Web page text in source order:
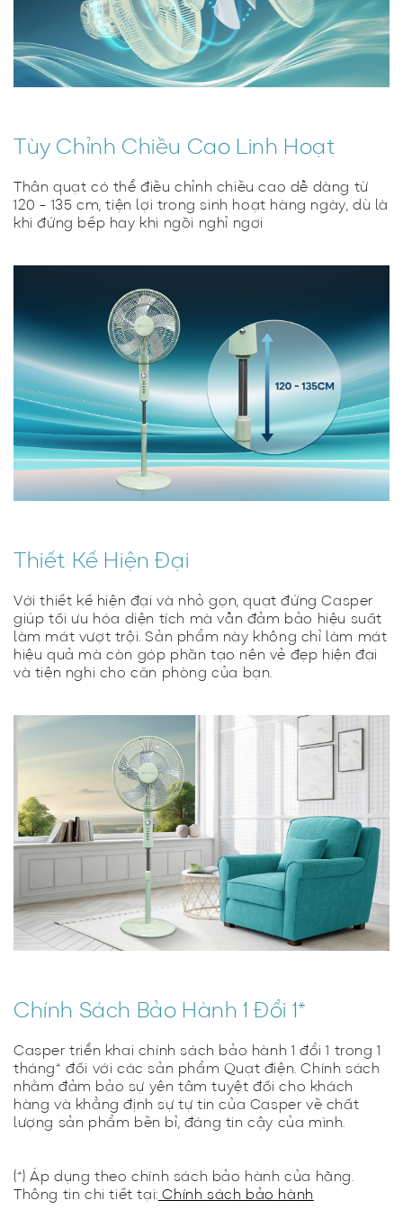
Tùy Chỉnh Chiều Cao Linh Hoạt
Thân quạt có thể điều chỉnh chiều cao dễ dàng từ
120 - 135 cm, tiện lợi trong sinh hoạt hàng ngày, dù là
khi đứng bếp hay khi ngồi nghỉ ngơi
Thiết Kế Hiện Đại
Với thiết kế hiện đại và nhỏ gọn, quạt đứng Casper
giúp tối ưu hóa diện tích mà vẫn đảm bảo hiệu suất
làm mát vượt trội. Sản phẩm này không chỉ làm mát
hiệu quả mà còn góp phần tạo nên vẻ đẹp hiện đại
và tiện nghi cho căn phòng của bạn.
Chính Sách Bảo Hành 1 Đổi 1*
Casper triển khai chính sách bảo hành 1 đổi 1 trong 1
tháng* đối với các sản phẩm Quạt điện. Chính sách
nhằm đảm bảo sự yên tâm tuyệt đối cho khách
hàng và khẳng định sự tự tin của Casper về chất
lượng sản phẩm bền bỉ, đáng tin cậy của mình.
(*) Áp dụng theo chính sách bảo hành của hãng.
Thông tin chi tiết tại: Chính sách bảo hành